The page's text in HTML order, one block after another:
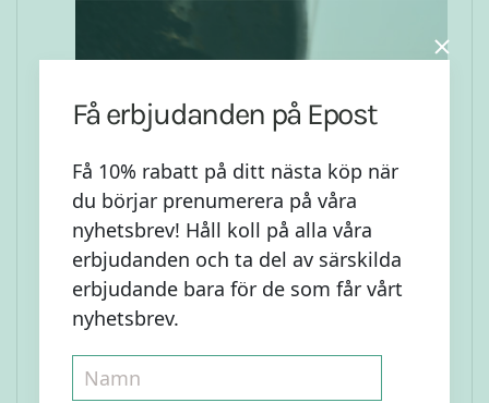
Få erbjudanden på Epost
Få 10% rabatt på ditt nästa köp när
du börjar prenumerera på våra
nyhetsbrev! Håll koll på alla våra
erbjudanden och ta del av särskilda
erbjudande bara för de som får vårt
nyhetsbrev.